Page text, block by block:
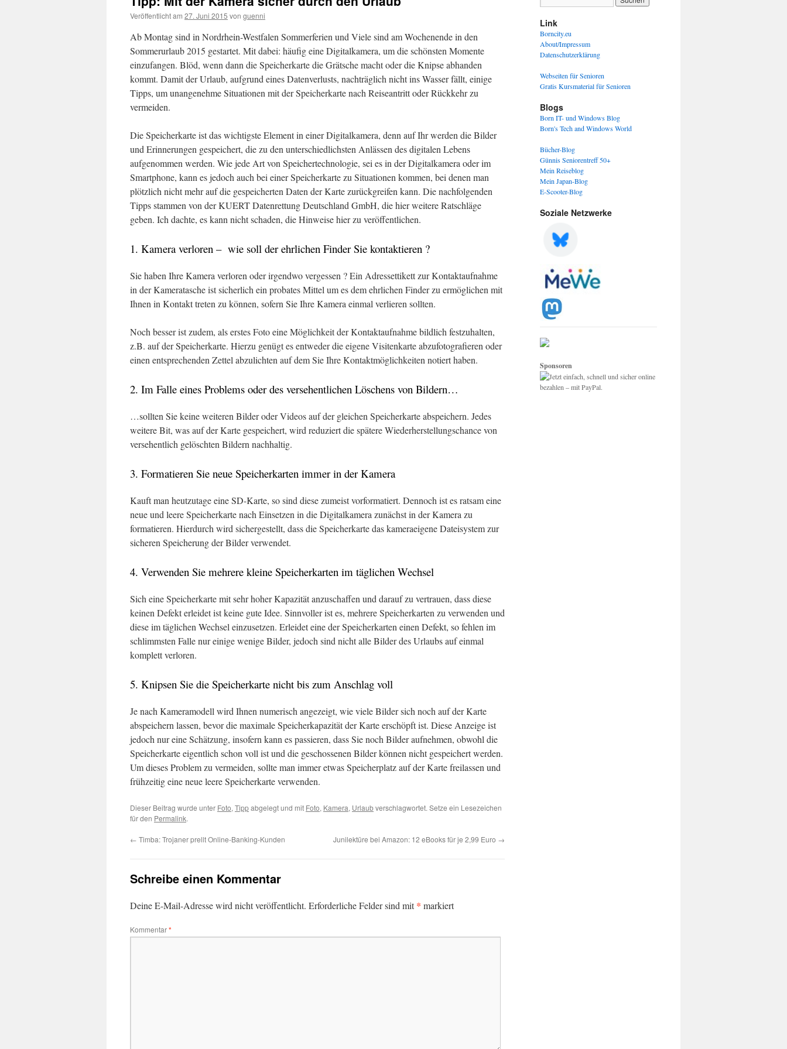
Veröffentlicht am 27. Juni 2015 von guenni
Ab Montag sind in Nordrhein-Westfalen Sommerferien und Viele sind am Wochenende in den
Sommerurlaub 2015 gestartet. Mit dabei: häufig eine Digitalkamera, um die schönsten Momente
einzufangen. Blöd, wenn dann die Speicherkarte die Grätsche macht oder die Knipse abhanden
kommt. Damit der Urlaub, aufgrund eines Datenverlusts, nachträglich nicht ins Wasser fällt, einige
Tipps, um unangenehme Situationen mit der Speicherkarte nach Reiseantritt oder Rückkehr zu
vermeiden.
Die Speicherkarte ist das wichtigste Element in einer Digitalkamera, denn auf Ihr werden die Bilder
und Erinnerungen gespeichert, die zu den unterschiedlichsten Anlässen des digitalen Lebens
aufgenommen werden. Wie jede Art von Speichertechnologie, sei es in der Digitalkamera oder im
Smartphone, kann es jedoch auch bei einer Speicherkarte zu Situationen kommen, bei denen man
plötzlich nicht mehr auf die gespeicherten Daten der Karte zurückgreifen kann. Die nachfolgenden
Tipps stammen von der KUERT Datenrettung Deutschland GmbH, die hier weitere Ratschläge
geben. Ich dachte, es kann nicht schaden, die Hinweise hier zu veröffentlichen.
1. Kamera verloren – wie soll der ehrlichen Finder Sie kontaktieren ?
Sie haben Ihre Kamera verloren oder irgendwo vergessen ? Ein Adressettikett zur Kontaktaufnahme
in der Kameratasche ist sicherlich ein probates Mittel um es dem ehrlichen Finder zu ermöglichen mit
Ihnen in Kontakt treten zu können, sofern Sie Ihre Kamera einmal verlieren sollten.
Noch besser ist zudem, als erstes Foto eine Möglichkeit der Kontaktaufnahme bildlich festzuhalten,
z.B. auf der Speicherkarte. Hierzu genügt es entweder die eigene Visitenkarte abzufotografieren oder
einen entsprechenden Zettel abzulichten auf dem Sie Ihre Kontaktmöglichkeiten notiert haben.
2. Im Falle eines Problems oder des versehentlichen Löschens von Bildern…
…sollten Sie keine weiteren Bilder oder Videos auf der gleichen Speicherkarte abspeichern. Jedes
weitere Bit, was auf der Karte gespeichert, wird reduziert die spätere Wiederherstellungschance von
versehentlich gelöschten Bildern nachhaltig.
3. Formatieren Sie neue Speicherkarten immer in der Kamera
Kauft man heutzutage eine SD-Karte, so sind diese zumeist vorformatiert. Dennoch ist es ratsam eine
neue und leere Speicherkarte nach Einsetzen in die Digitalkamera zunächst in der Kamera zu
formatieren. Hierdurch wird sichergestellt, dass die Speicherkarte das kameraeigene Dateisystem zur
sicheren Speicherung der Bilder verwendet.
4. Verwenden Sie mehrere kleine Speicherkarten im täglichen Wechsel
Sich eine Speicherkarte mit sehr hoher Kapazität anzuschaffen und darauf zu vertrauen, dass diese
keinen Defekt erleidet ist keine gute Idee. Sinnvoller ist es, mehrere Speicherkarten zu verwenden und
diese im täglichen Wechsel einzusetzen. Erleidet eine der Speicherkarten einen Defekt, so fehlen im
schlimmsten Falle nur einige wenige Bilder, jedoch sind nicht alle Bilder des Urlaubs auf einmal
komplett verloren.
5. Knipsen Sie die Speicherkarte nicht bis zum Anschlag voll
Je nach Kameramodell wird Ihnen numerisch angezeigt, wie viele Bilder sich noch auf der Karte
abspeichern lassen, bevor die maximale Speicherkapazität der Karte erschöpft ist. Diese Anzeige ist
jedoch nur eine Schätzung, insofern kann es passieren, dass Sie noch Bilder aufnehmen, obwohl die
Speicherkarte eigentlich schon voll ist und die geschossenen Bilder können nicht gespeichert werden.
Um dieses Problem zu vermeiden, sollte man immer etwas Speicherplatz auf der Karte freilassen und
frühzeitig eine neue leere Speicherkarte verwenden.
Dieser Beitrag wurde unter Foto, Tippabgelegt und mit Foto, Kamera, Urlaubverschlagwortet. Setze ein Lesezeichen
für den Permalink.
← Timba: Trojaner prellt Online-Banking-Kunden Junilektüre bei Amazon: 12 eBooks für je 2,99 Euro →
Schreibe einen Kommentar
Deine E-Mail-Adresse wird nicht veröffentlicht. Erforderliche Felder sind mit* markiert
Kommentar*
Link
Borncity.eu
About/Impressum
Datenschutzerklärung
Webseiten für Senioren
Gratis Kursmaterial für Senioren
Blogs
Born IT- und Windows Blog
Born's Tech and Windows World
Bücher-Blog
Günnis Seniorentreff 50+
Mein Reiseblog
Mein Japan-Blog
E-Scooter-Blog
Soziale Netzwerke
Sponsoren